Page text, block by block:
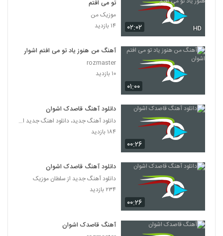
۰۲:۰۲ HD
تو می افتم
موزیک من
۱۴ بازدید
۰۱:۰۰
آهنگ من هنوز یاد تو می افتم اشوان
rozmaster
۱۰ بازدید
۰۰:۲۶
دانلود آهنگ قاصدک اشوان
دانلود آهنگ جدید، دانلود اهنگ جدید ایرانی
۱۸۴ بازدید
۰۰:۲۶
دانلود آهنگ قاصدک اشوان
دانلود آهنگ جدید از سلطان موزیک
۲۳۴ بازدید
آهنگ قاصدک اشوان